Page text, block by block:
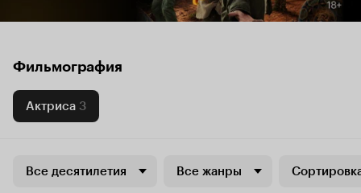
Фильмография
Актриса 3
Все десятилетия Все жанры